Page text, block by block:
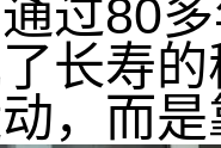
过80
了长寿
，而